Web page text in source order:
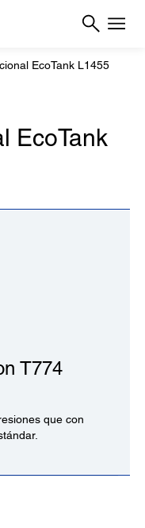
EcoTank L1455
EcoTank
T774
que con